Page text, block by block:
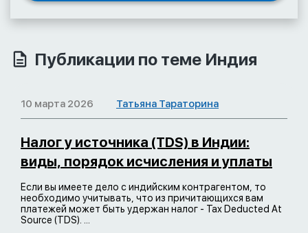
Публикации по теме Индия
10 марта 2026 Татьяна Тараторина
Налог у источника (TDS) в Индии:
виды, порядок исчисления и уплаты
Если вы имеете дело с индийским контрагентом, то
необходимо учитывать, что из причитающихся вам
платежей может быть удержан налог - Tax Deducted At
Source (TDS). ...